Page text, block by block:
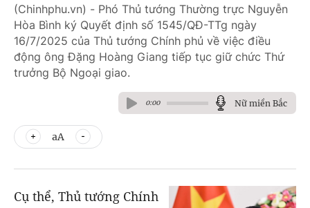
(Chinhphu.vn) - Phó Thủ tướng Thường trực Nguyễn
Hòa Bình ký Quyết định số 1545/QĐ-TTg ngày
16/7/2025 của Thủ tướng Chính phủ về việc điều
động ông Đặng Hoàng Giang tiếp tục giữ chức Thứ
trưởng Bộ Ngoại giao.
0:00 Nữ miền Bắc
aA
Cụ thể, Thủ tướng Chính